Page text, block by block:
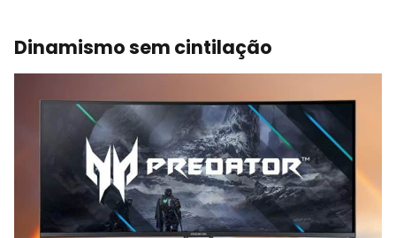
Dinamismo sem cintilação